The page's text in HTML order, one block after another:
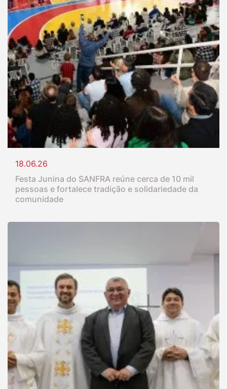
18.06.26
Festa Junina do SANFRA reúne cerca de 10 mil
pessoas e fortalece tradição e solidariedade da
comunidade